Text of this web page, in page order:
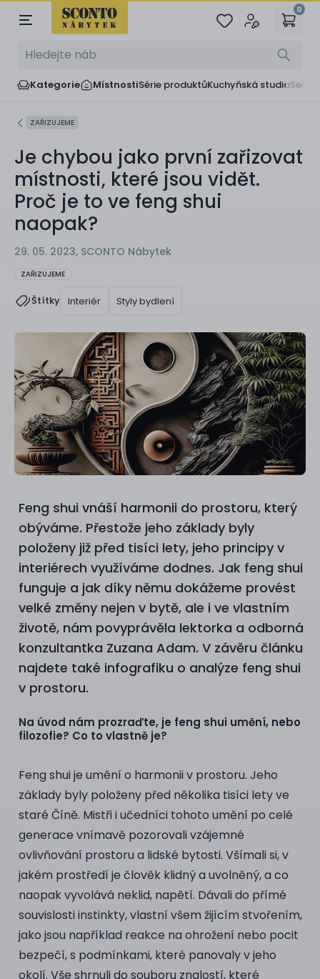
0
Kategorie MístnostiSérie produktůKuchyňská studia
ZAŘIZUJEME
Je chybou jako první zařizovat
místnosti, které jsou vidět.
Proč je to ve feng shui
naopak?
29. 05. 2023, SCONTO Nábytek
ZAŘIZUJEME
Štítky Interiér Styly bydlení
Feng shui vnáší harmonii do prostoru, který
obýváme. Přestože jeho základy byly
položeny již před tisíci lety, jeho principy v
interiérech využíváme dodnes. Jak feng shui
funguje a jak díky němu dokážeme provést
velké změny nejen v bytě, ale i ve vlastním
životě, nám povyprávěla lektorka a odborná
konzultantka Zuzana Adam. V závěru článku
najdete také infografiku o analýze feng shui
v prostoru.
Na úvod nám prozraďte, je feng shui umění, nebo
filozofie? Co to vlastně je?
Feng shui je umění o harmonii v prostoru. Jeho
základy byly položeny před několika tisíci lety ve
staré Číně. Mistři i učedníci tohoto umění po celé
generace vnímavě pozorovali vzájemné
ovlivňování prostoru a lidské bytosti. Všímali si, v
jakém prostředí je člověk klidný a uvolněný, a co
naopak vyvolává neklid, napětí. Dávali do přímé
souvislosti instinkty, vlastní všem žijícím stvořením,
jako jsou například reakce na ohrožení nebo pocit
bezpečí, s podmínkami, které panovaly v jeho
okolí. Vše shrnuli do souboru znalostí, které